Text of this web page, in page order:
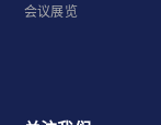
会议展览